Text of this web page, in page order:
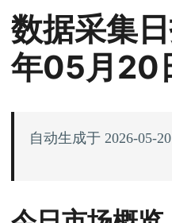
数据采集
年05月20
自动生成于 2026-05-